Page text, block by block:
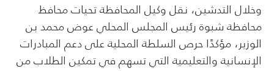
وخلال التدشين، نقل وكيل المحافظة تحيات محافظ
محافظة شبوة رئيس المجلس المحلي عوض محمد بن
الوزير، مؤكدًا حرص السلطة المحلية على دعم المبادرات
الإنسانية والتعليمية التي تسهم في تمكين الطلاب من